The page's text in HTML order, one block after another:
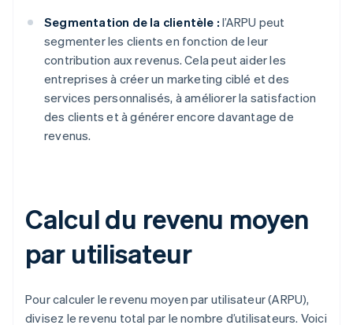
Segmentation de la clientèle : l’ARPU peut
segmenter les clients en fonction de leur
contribution aux revenus. Cela peut aider les
entreprises à créer un marketing ciblé et des
services personnalisés, à améliorer la satisfaction
des clients et à générer encore davantage de
revenus.
Calcul du revenu moyen
par utilisateur
Pour calculer le revenu moyen par utilisateur (ARPU),
divisez le revenu total par le nombre d’utilisateurs. Voici